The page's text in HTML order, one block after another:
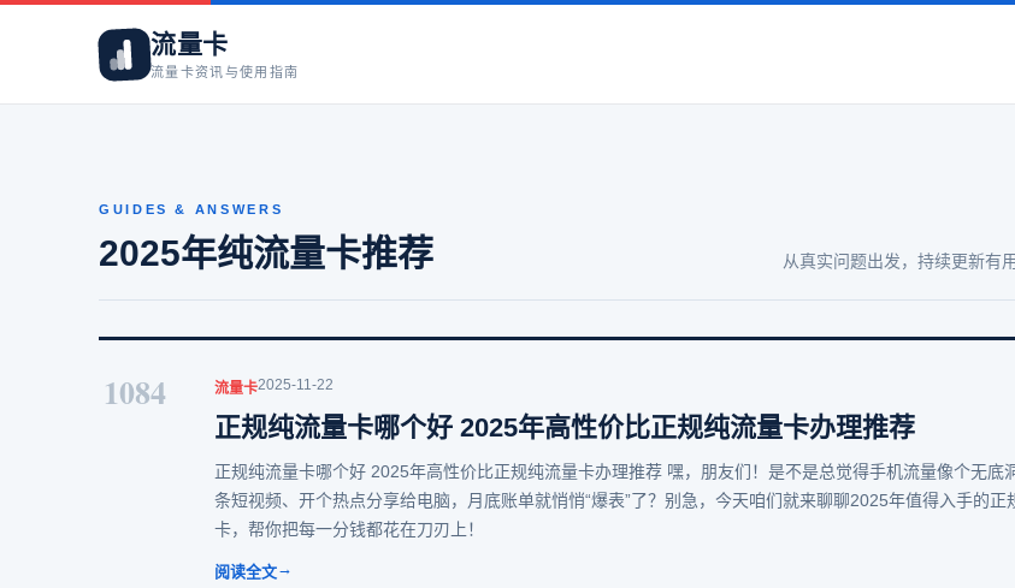
流量卡
流量卡资讯与使用指南
GUIDES & ANSWERS
2025年纯流量卡推荐 从真实问题出发，持续更新有
1084 流量卡2025-11-22
正规纯流量卡哪个好 2025年高性价比正规纯流量卡办理推荐
正规纯流量卡哪个好 2025年高性价比正规纯流量卡办理推荐 嘿，朋友们！是不是总觉得手机流量像个无底
条短视频、开个热点分享给电脑，月底账单就悄悄“爆表”了？别急，今天咱们就来聊聊2025年值得入手的正
卡，帮你把每一分钱都花在刀刃上！
阅读全文→